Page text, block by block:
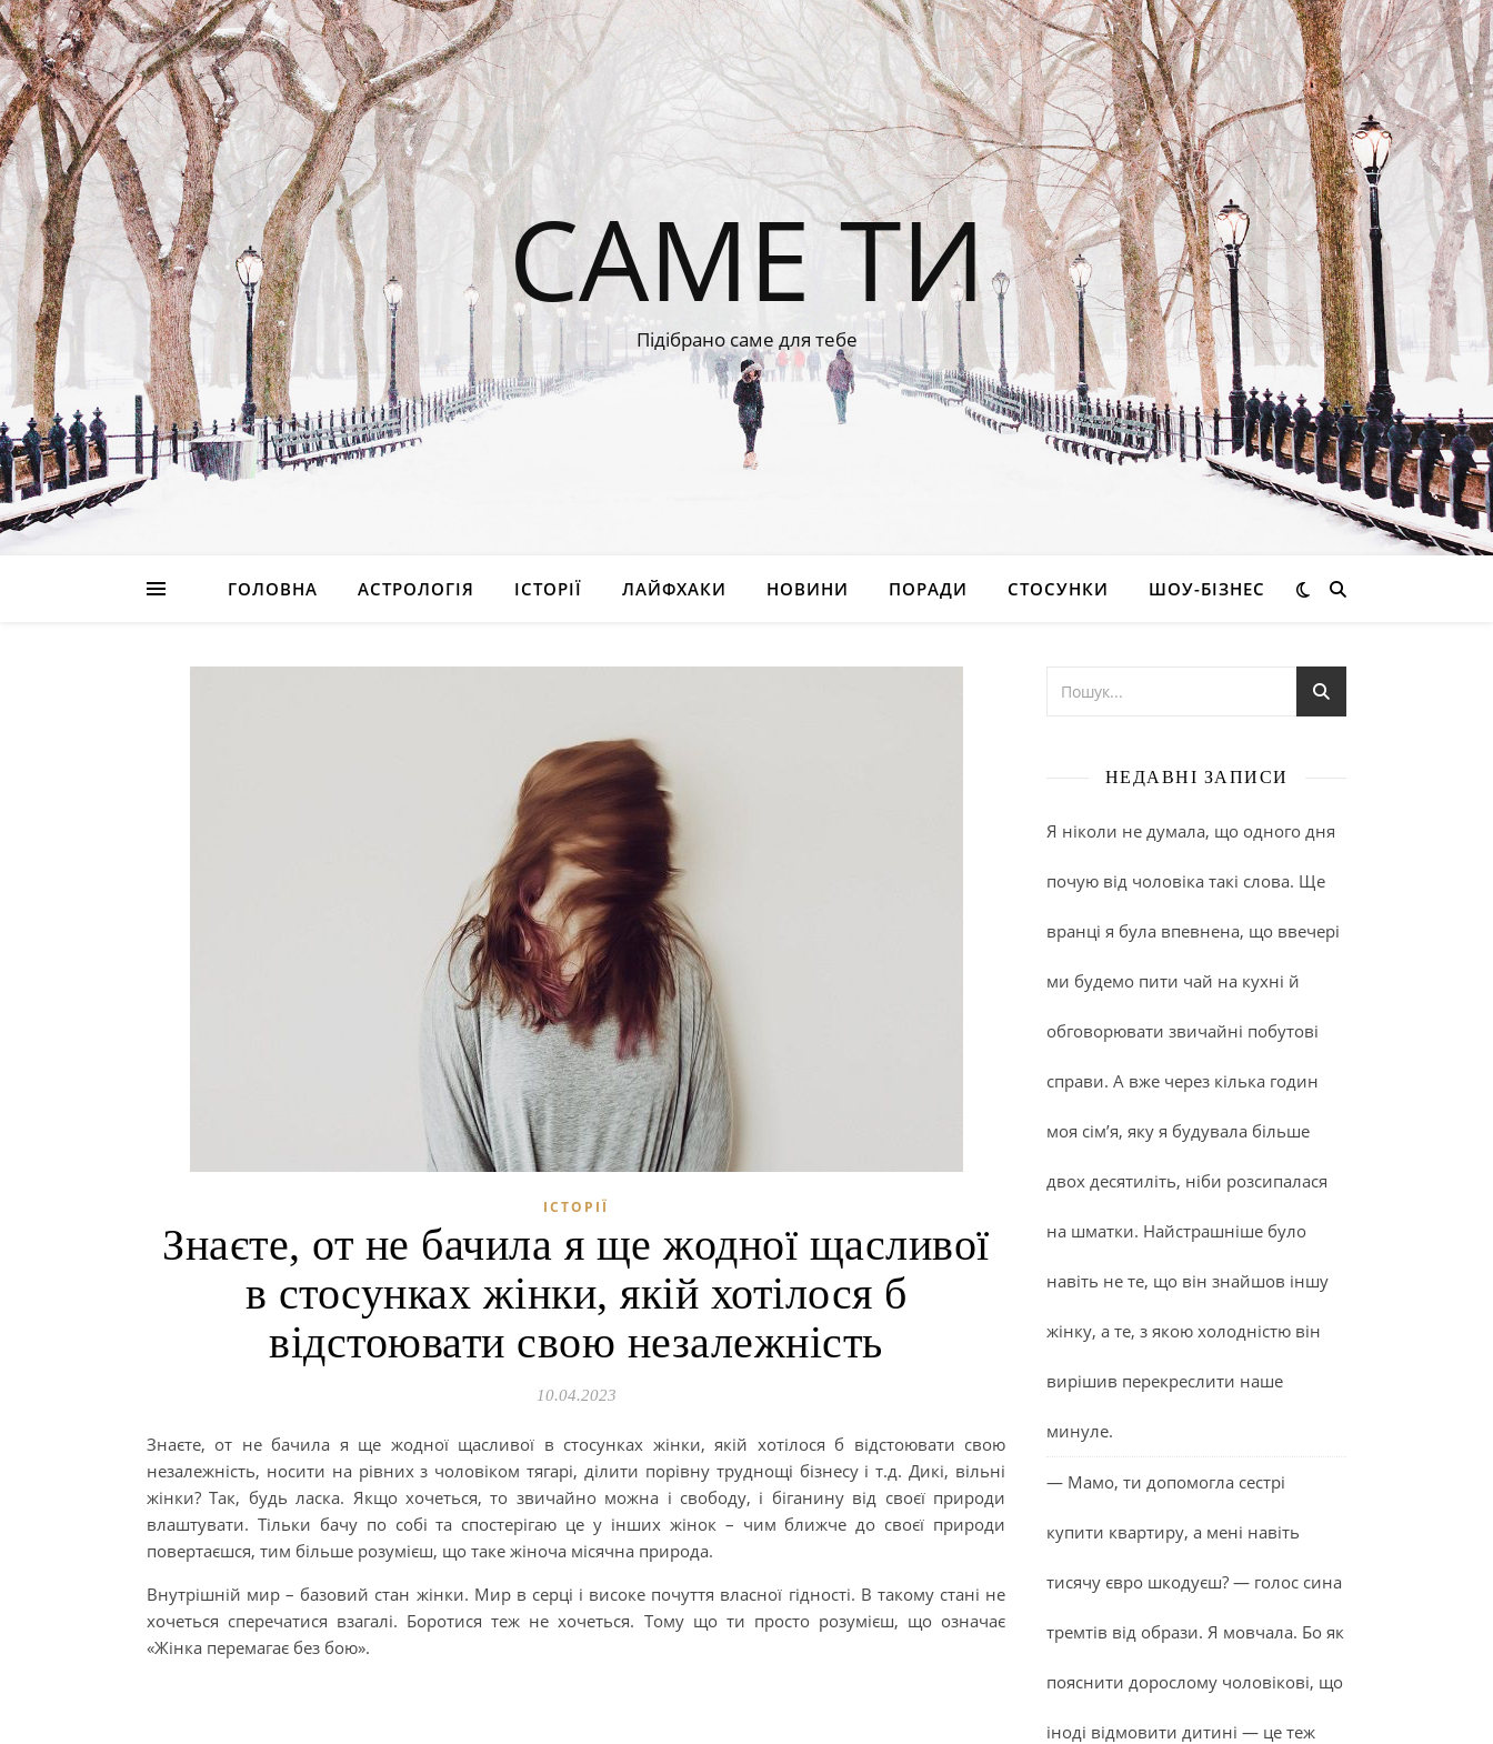
САМЕ ТИ
Підібрано саме для тебе
ГОЛОВНА АСТРОЛОГІЯ ІСТОРІЇ ЛАЙФХАКИ НОВИНИ ПОРАДИ СТОСУНКИ ШОУ-БІЗНЕС
ІСТОРІЇ
Знаєте, от не бачила я ще жодної щасливої
в стосунках жінки, якій хотілося б
відстоювати свою незалежність
10.04.2023
Знаєте, от не бачила я ще жодної щасливої в стосунках жінки, якій хотілося б відстоювати свою
незалежність, носити на рівних з чоловіком тягарі, ділити порівну труднощі бізнесу і т.д. Дикі, вільні
жінки? Так, будь ласка. Якщо хочеться, то звичайно можна і свободу, і біганину від своєї природи
влаштувати. Тільки бачу по собі та спостерігаю це у інших жінок – чим ближче до своєї природи
повертаєшся, тим більше розумієш, що таке жіноча місячна природа.
Внутрішній мир – базовий стан жінки. Мир в серці і високе почуття власної гідності. В такому стані не
хочеться сперечатися взагалі. Боротися теж не хочеться. Тому що ти просто розумієш, що означає
«Жінка перемагає без бою».
НЕДАВНІ ЗАПИСИ
Я ніколи не думала, що одного дня
почую від чоловіка такі слова. Ще
вранці я була впевнена, що ввечері
ми будемо пити чай на кухні й
обговорювати звичайні побутові
справи. А вже через кілька годин
моя сім’я, яку я будувала більше
двох десятиліть, ніби розсипалася
на шматки. Найстрашніше було
навіть не те, що він знайшов іншу
жінку, а те, з якою холодністю він
вирішив перекреслити наше
минуле.
— Мамо, ти допомогла сестрі
купити квартиру, а мені навіть
тисячу євро шкодуєш? — голос сина
тремтів від образи. Я мовчала. Бо як
пояснити дорослому чоловікові, що
іноді відмовити дитині — це теж